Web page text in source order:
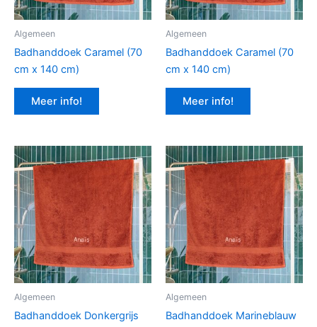
Algemeen
Badhanddoek Caramel (70
cm x 140 cm)
Meer info!
Algemeen
Badhanddoek Caramel (70
cm x 140 cm)
Meer info!
Algemeen
Badhanddoek Donkergrijs
Algemeen
Badhanddoek Marineblauw